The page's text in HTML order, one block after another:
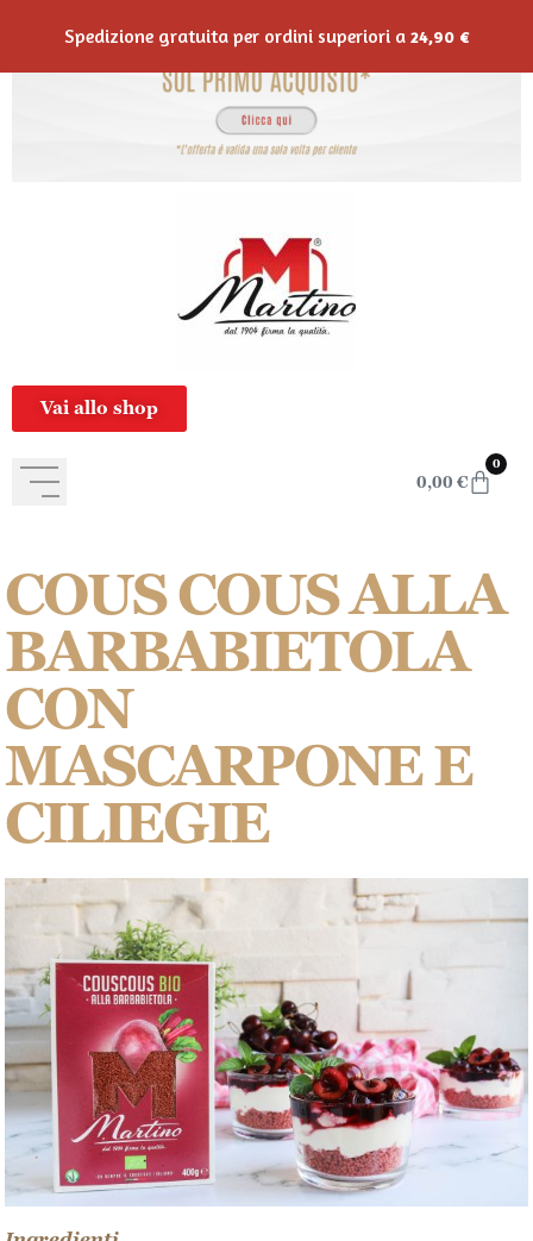
Vai allo shop
0,00 €
0
COUS COUS ALLA
BARBABIETOLA
CON
MASCARPONE E
CILIEGIE
Spedizione gratuita per ordini superiori a 24,90 €